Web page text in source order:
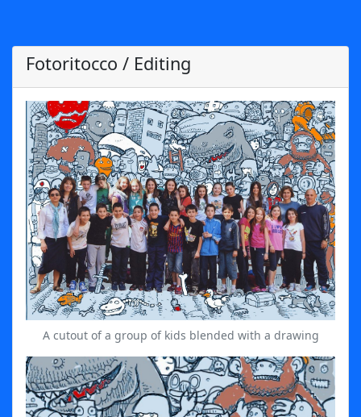
Fotoritocco / Editing
A cutout of a group of kids blended with a drawing